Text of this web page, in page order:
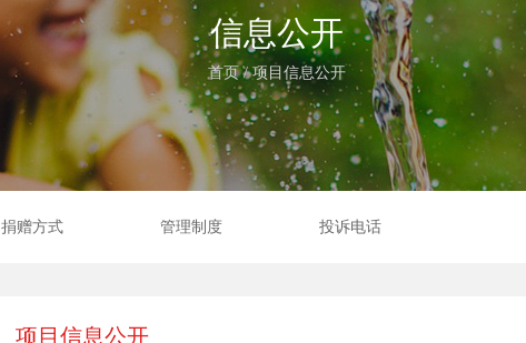
信息公开
首页/项目信息公开
捐赠方式 管理制度 投诉电话
项目信息公开